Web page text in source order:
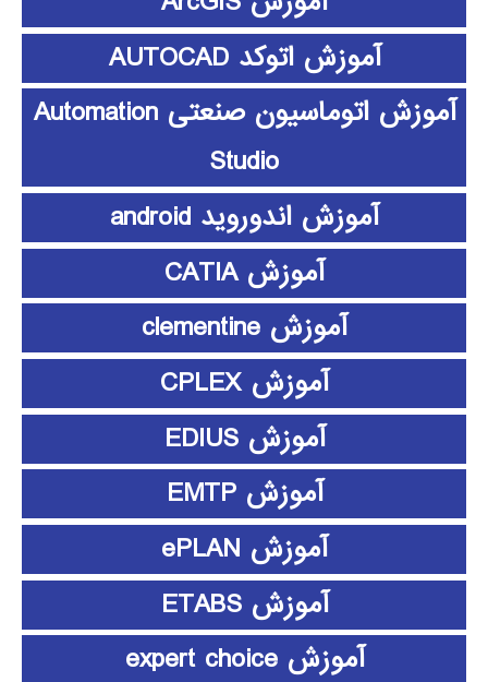
آموزش اتوکد AUTOCAD
آموزش اتوماسیون صنعتی Automation
Studio
آموزش اندوروید android
آموزش CATIA
آموزش clementine
آموزش CPLEX
آموزش EDIUS
آموزش EMTP
آموزش ePLAN
آموزش ETABS
آموزش expert choice